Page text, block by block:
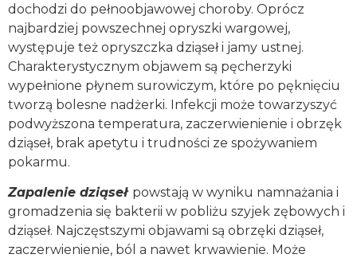
dochodzi do pełnoobjawowej choroby. Oprócz
najbardziej powszechnej opryszki wargowej,
występuje też opryszczka dziąseł i jamy ustnej.
Charakterystycznym objawem są pęcherzyki
wypełnione płynem surowiczym, które po pęknięciu
tworzą bolesne nadżerki. Infekcji może towarzyszyć
podwyższona temperatura, zaczerwienienie i obrzęk
dziąseł, brak apetytu i trudności ze spożywaniem
pokarmu.
Zapalenie dziąseł powstają w wyniku namnażania i
gromadzenia się bakterii w pobliżu szyjek zębowych i
dziąseł. Najczęstszymi objawami są obrzęki dziąseł,
zaczerwienienie, ból a nawet krwawienie. Może